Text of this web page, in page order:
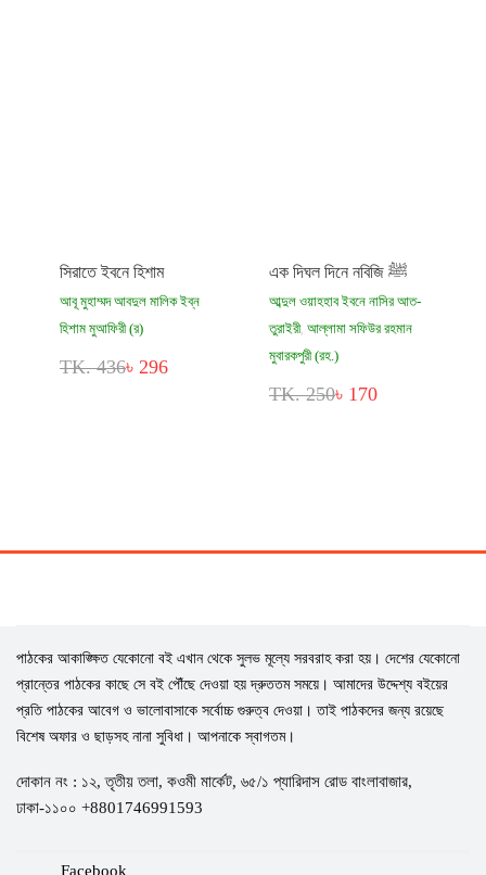
সিরাতে ইবনে হিশাম
আবূ মুহাম্মদ আবদুল মালিক ইব্‌ন
হিশাম মুআফিরী (র)
TK. 436৳ 296
এক দিঘল দিনে নবিজি ﷺ
আব্দুল ওয়াহহাব ইবনে নাসির আত-
তুরাইরী, আল্লামা সফিউর রহমান
মুবারকপুরী (রহ.)
TK. 250৳ 170
পাঠকের আকাঙ্ক্ষিত যেকোনো বই এখান থেকে সুলভ মূল্যে সরবরাহ করা হয়। দেশের যেকোনো
প্রান্তের পাঠকের কাছে সে বই পৌঁছে দেওয়া হয় দ্রুততম সময়ে। আমাদের উদ্দেশ্য বইয়ের
প্রতি পাঠকের আবেগ ও ভালোবাসাকে সর্বোচ্চ গুরুত্ব দেওয়া। তাই পাঠকদের জন্য রয়েছে
বিশেষ অফার ও ছাড়সহ নানা সুবিধা। আপনাকে স্বাগতম।
দোকান নং : ১২, তৃতীয় তলা, কওমী মার্কেট, ৬৫/১ প্যারিদাস রোড বাংলাবাজার,
ঢাকা-১১০০ +8801746991593
Facebook